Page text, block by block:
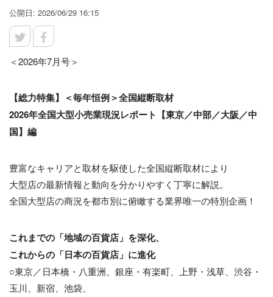
公開日: 2026/06/29 16:15
＜2026年7月号＞
【総力特集】＜毎年恒例＞全国縦断取材
2026年全国大型小売業現況レポート【東京／中部／大阪／中
国】編
豊富なキャリアと取材を駆使した全国縦断取材により
大型店の最新情報と動向を分かりやすく丁寧に解説。
全国大型店の商況を都市別に俯瞰する業界唯一の特別企画！
これまでの「地域の百貨店」を深化、
これからの「日本の百貨店」に進化
○東京／日本橋・八重洲、銀座・有楽町、上野・浅草、渋谷・
玉川、新宿、池袋、